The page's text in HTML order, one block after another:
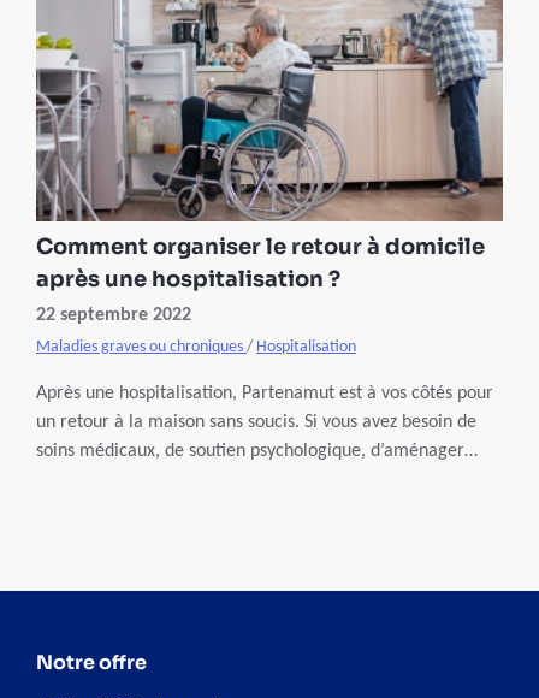
Comment organiser le retour à domicile
après une hospitalisation ?
22 septembre 2022
Maladies graves ou chroniques / Hospitalisation
Après une hospitalisation, Partenamut est à vos côtés pour
un retour à la maison sans soucis. Si vous avez besoin de
soins médicaux, de soutien psychologique, d’aménager
Notre offre